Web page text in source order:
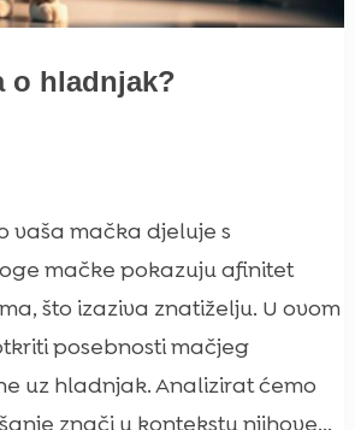
o hladnjak?
vaša mačka djeluje s
mačke pokazuju afinitet
što izaziva znatiželju. U ovom
posebnosti mačjeg
uz hladnjak. Analizirat ćemo
znači u kontekstu njihove...